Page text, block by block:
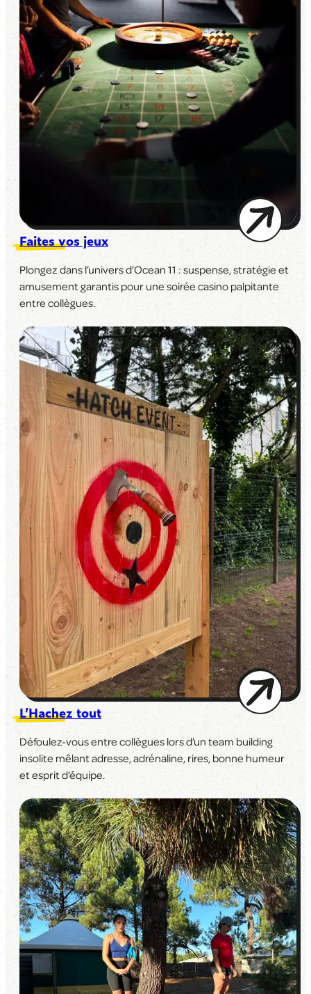
Faites vos jeux
Plongez dans l’univers d’Ocean 11 : suspense, stratégie et
amusement garantis pour une soirée casino palpitante
entre collègues.
L’Hachez tout
Défoulez-vous entre collègues lors d’un team building
insolite mêlant adresse, adrénaline, rires, bonne humeur
et esprit d’équipe.